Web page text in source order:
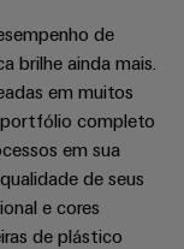
de
brilhe ainda mais.
em muitos
portfólio completo
em sua
de seus
e cores
de plástico